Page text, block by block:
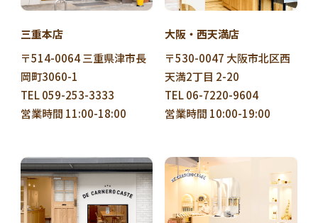
三重本店
〒514-0064 三重県津市長
岡町3060-1
TEL 059-253-3333
営業時間 11:00-18:00
大阪・西天満店
〒530-0047 大阪市北区西
天満2丁目 2-20
TEL 06-7220-9604
営業時間 10:00-19:00